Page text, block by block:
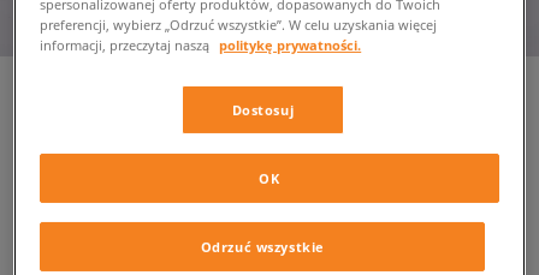
NIKE AIR MAX DN8
spersonalizowanej oferty produktów, dopasowanych do Twoich
preferencji, wybierz „Odrzuć wszystkie”. W celu uzyskania więcej
informacji, przeczytaj naszą politykę prywatności.
Dostosuj
Odrzuć wszystkie
OK